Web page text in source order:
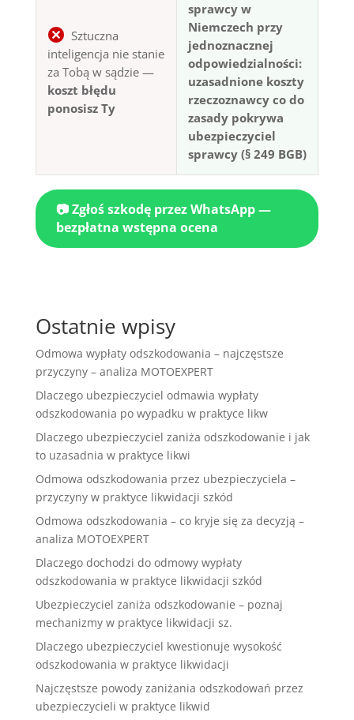
Sztuczna
inteligencja nie stanie
za Tobą w sądzie —
koszt błędu
ponosisz Ty
sprawcy w
Niemczech przy
jednoznacznej
odpowiedzialności:
uzasadnione koszty
rzeczoznawcy co do
zasady pokrywa
ubezpieczyciel
sprawcy (§ 249 BGB)
📷 Zgłoś szkodę przez WhatsApp —
bezpłatna wstępna ocena
Ostatnie wpisy
Odmowa wypłaty odszkodowania – najczęstsze
przyczyny – analiza MOTOEXPERT
Dlaczego ubezpieczyciel odmawia wypłaty
odszkodowania po wypadku w praktyce likw
Dlaczego ubezpieczyciel zaniża odszkodowanie i jak
to uzasadnia w praktyce likwi
Odmowa odszkodowania przez ubezpieczyciela –
przyczyny w praktyce likwidacji szkód
Odmowa odszkodowania – co kryje się za decyzją –
analiza MOTOEXPERT
Dlaczego dochodzi do odmowy wypłaty
odszkodowania w praktyce likwidacji szkód
Ubezpieczyciel zaniża odszkodowanie – poznaj
mechanizmy w praktyce likwidacji sz.
Dlaczego ubezpieczyciel kwestionuje wysokość
odszkodowania w praktyce likwidacji
Najczęstsze powody zaniżania odszkodowań przez
ubezpieczycieli w praktyce likwid